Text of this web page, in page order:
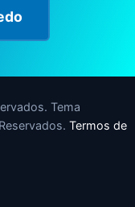
Tema
Termos de